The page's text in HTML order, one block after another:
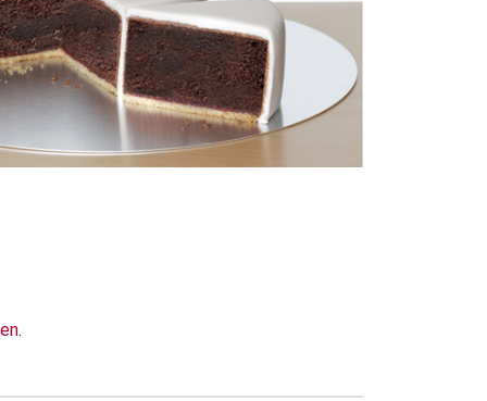
.